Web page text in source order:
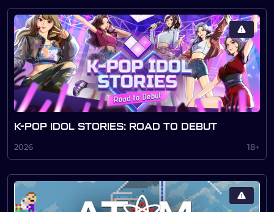
K-POP IDOL STORIES: ROAD TO DEBUT
2026 18+